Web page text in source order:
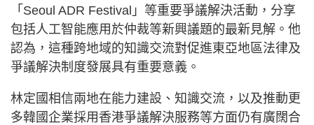
「Seoul ADR Festival」等重要爭議解決活動，分享
包括人工智能應用於仲裁等新興議題的最新見解。他
認為，這種跨地域的知識交流對促進東亞地區法律及
爭議解決制度發展具有重要意義。
林定國相信兩地在能力建設、知識交流，以及推動更
多韓國企業採用香港爭議解決服務等方面仍有廣闊合